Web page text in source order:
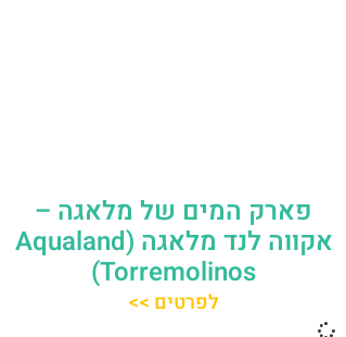
פארק המים של מלאגה –
אקווה לנד מלאגה (Aqualand
Torremolinos)
לפרטים >>